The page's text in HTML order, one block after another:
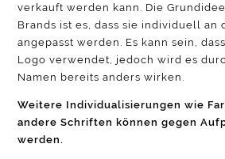
verkauft werden kann. Die
Brands ist es, dass sie individuell an
angepasst werden. Es kann sein,
Logo verwendet, jedoch wird es
Namen bereits anders wirken.
Weitere Individualisierungen wie
andere Schriften können gegen
werden.